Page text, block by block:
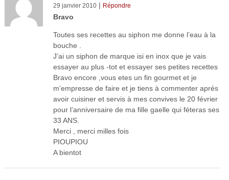
29 janvier 2010| Répondre
Bravo
Toutes ses recettes au siphon me donne l’eau à la
bouche .
J’ai un siphon de marque isi en inox que je vais
essayer au plus -tot et essayer ses petites recettes
Bravo encore ,vous etes un fin gourmet et je
m’empresse de faire et je tiens à commenter aprés
avoir cuisiner et servis à mes convives le 20 février
pour l’anniversaire de ma fille gaelle qui féteras ses
33 ANS.
Merci , merci milles fois
PIOUPIOU
A bientot